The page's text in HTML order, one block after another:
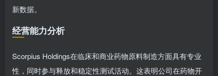
新数据。
经营能力分析
Scorpius Holdings在临床和商业药物原料制造方面具有专业
性，同时参与释放和稳定性测试活动。这表明公司在药物开